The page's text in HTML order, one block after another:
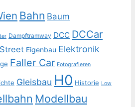
Bahn Baum
Dampftramway DCC DCCar
Eigenbau Elektronik
Faller Car Fotografieren
Gleisbau H0 Historie Low
Modellbau